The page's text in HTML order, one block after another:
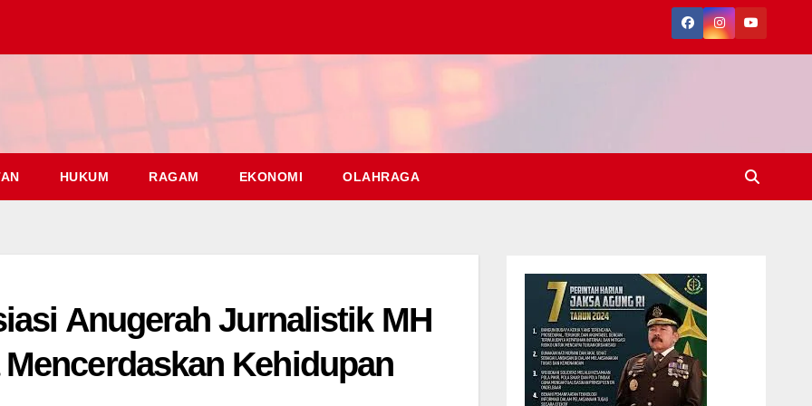
HUKUM RAGAM EKONOMI OLAHRAGA
Anugerah Jurnalistik MH
Kehidupan